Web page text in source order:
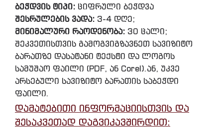
ბეჭდვის ტიპი: ციფრული ბეჭდვა
შესრულების ვადა: 3-4 დღე;
მინიმალური რაოდენობა: 30 ცალი;
შეკვეთისთვის გამოგვიგზავნეთ სავიზიტო
ბარათზე დასატანი ტექსტი და ლოგოს
სამუშაო ფაილი (PDF, ან Corel).ან, უკვე
არსებული სავიზიტო ბარათის საბეჭდი
ფაილი.
დამატებითი ინფორმაციისთვის და
შესაკვეთად დაგვიკავშირდით: